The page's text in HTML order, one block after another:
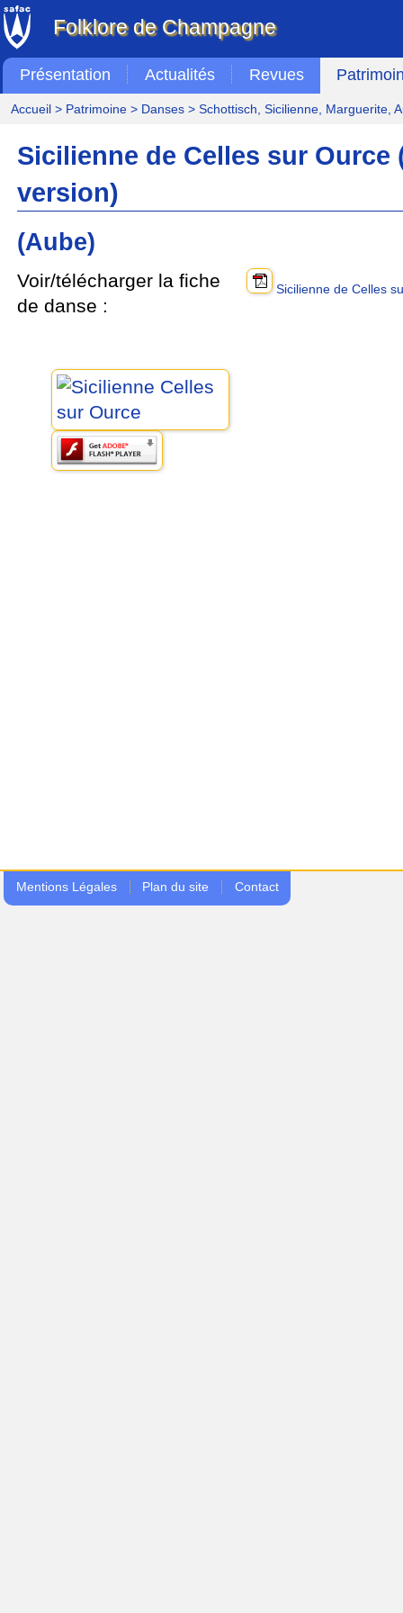
Folklore de Champagne
Présentation Actualités Revues
Accueil> Patrimoine> Danses> Schottisch, Sicilienne, Marguerite,
Sicilienne de Celles sur Ource
version)
(Aube)
Sicilienne de Celles
Voir/télécharger la fiche
de danse :
Mentions Légales Plan du site Contact